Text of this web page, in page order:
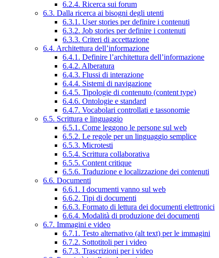
6.2.4. Ricerca sui forum
6.3. Dalla ricerca ai bisogni degli utenti
6.3.1. User stories per definire i contenuti
6.3.2. Job stories per definire i contenuti
6.3.3. Criteri di accettazione
6.4. Architettura dell’informazione
6.4.1. Definire l’architettura dell’informazione
6.4.2. Alberatura
6.4.3. Flussi di interazione
6.4.4. Sistemi di navigazione
6.4.5. Tipologie di contenuto (content type)
6.4.6. Ontologie e standard
6.4.7. Vocabolari controllati e tassonomie
6.5. Scrittura e linguaggio
6.5.1. Come leggono le persone sul web
6.5.2. Le regole per un linguaggio semplice
6.5.3. Microtesti
6.5.4. Scrittura collaborativa
6.5.5. Content critique
6.5.6. Traduzione e localizzazione dei contenuti
6.6. Documenti
6.6.1. I documenti vanno sul web
6.6.2. Tipi di documenti
6.6.3. Formato di lettura dei documenti elettronici
6.6.4. Modalità di produzione dei documenti
6.7. Immagini e video
6.7.1. Testo alternativo (alt text) per le immagini
6.7.2. Sottotitoli per i video
6.7.3. Trascrizioni per i video